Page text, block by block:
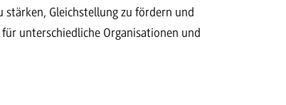
stärken, Gleichstellung zu fördern und
unterschiedliche Organisationen und